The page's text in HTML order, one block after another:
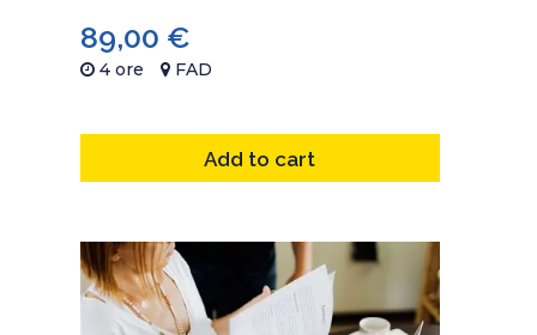
89,00 €
4 ore FAD
Add to cart